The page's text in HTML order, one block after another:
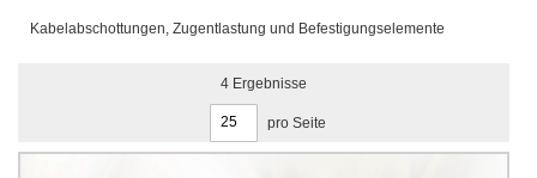
Kabelabschottungen, Zugentlastung und Befestigungselemente
4Ergebnisse
pro Seite